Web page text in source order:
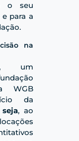
o seu
para a
na
um
WGB
da
, ao